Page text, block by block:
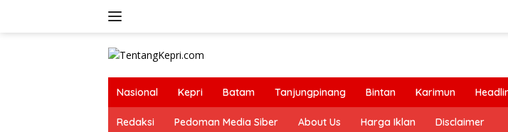
Nasional Kepri Batam Tanjungpinang Bintan Karimun
Redaksi Pedoman Media Siber About Us Harga Iklan Disclaimer